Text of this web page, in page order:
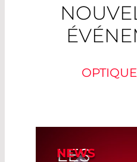
NEWS
LES